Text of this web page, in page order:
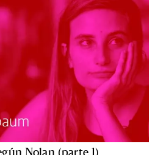
Nolan (parte 1)